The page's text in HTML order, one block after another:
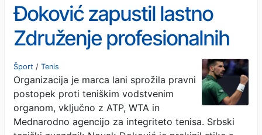
Đoković zapustil lastno
Združenje profesionalnih
teniških igralcev
Šport / Tenis
Organizacija je marca lani sprožila pravni
postopek proti teniškim vodstvenim
organom, vključno z ATP, WTA in
Mednarodno agencijo za integriteto tenisa. Srbski